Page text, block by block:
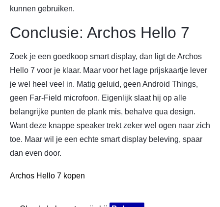
kunnen gebruiken.
Conclusie: Archos Hello 7
Zoek je een goedkoop smart display, dan ligt de Archos
Hello 7 voor je klaar. Maar voor het lage prijskaartje lever
je wel heel veel in. Matig geluid, geen Android Things,
geen Far-Field microfoon. Eigenlijk slaat hij op alle
belangrijke punten de plank mis, behalve qua design.
Want deze knappe speaker trekt zeker wel ogen naar zich
toe. Maar wil je een echte smart display beleving, spaar
dan even door.
Archos Hello 7 kopen